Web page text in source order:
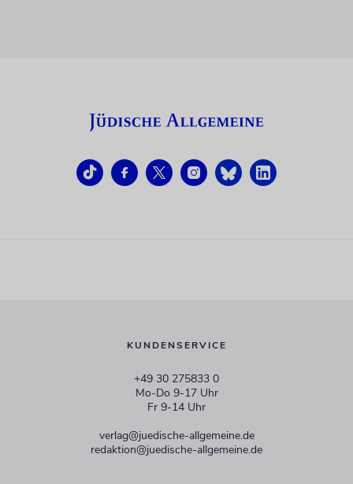
KUNDENSERVICE
+49 30 275833 0
Mo-Do 9-17 Uhr
Fr 9-14 Uhr
verlag@juedische-allgemeine.de
redaktion@juedische-allgemeine.de